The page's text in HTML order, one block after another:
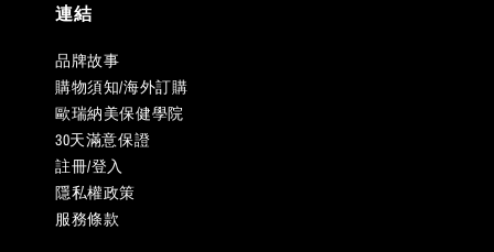
連結
品牌故事
購物須知/海外訂購
歐瑞納美保健學院
30天滿意保證
註冊/登入
隱私權政策
服務條款